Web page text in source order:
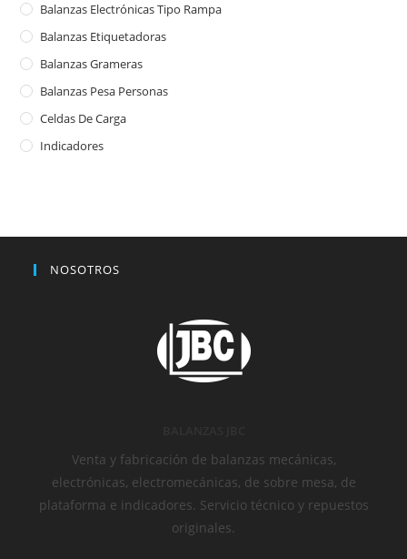
Balanzas Electrónicas Tipo Rampa
Balanzas Etiquetadoras
Balanzas Grameras
Balanzas Pesa Personas
Celdas De Carga
Indicadores
NOSOTROS
Venta y fabricación de balanzas mecánicas,
electrónicas, electromecánicas, de sobre mesa, de
plataforma e indicadores. Servicio técnico y repuestos
originales.